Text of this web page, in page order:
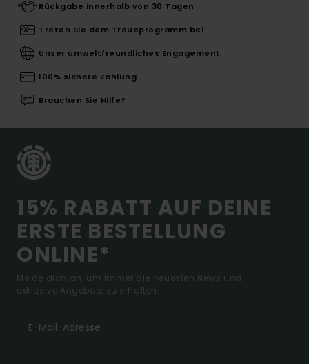
Rückgabe innerhalb von 30 Tagen
Treten Sie dem Treueprogramm bei
Unser umweltfreundliches Engagement
100% sichere Zahlung
Brauchen Sie Hilfe?
15% RABATT AUF DEINE
ERSTE BESTELLUNG
ONLINE*
Melde dich an, um immer die neuesten News und
exklusive Angebote zu erhalten.